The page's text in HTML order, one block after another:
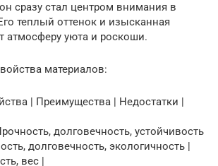
сразу стал центром внимания в
теплый оттенок и изысканная
атмосферу уюта и роскоши.
материалов:
| Преимущества | Недостатки |
долговечность, устойчивость
долговечность, экологичность |
вес |